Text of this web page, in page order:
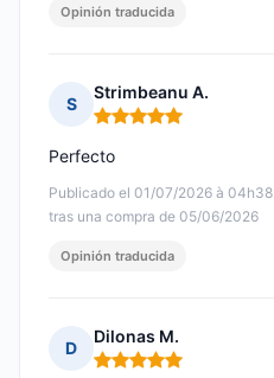
Opinión traducida
S
Strimbeanu A.
Nota: 5 de 5
Publicado el 01/07/2026 à 04h38
tras una compra de 05/06/2026
Perfecto
Opinión traducida
D
Dilonas M.
Nota: 5 de 5